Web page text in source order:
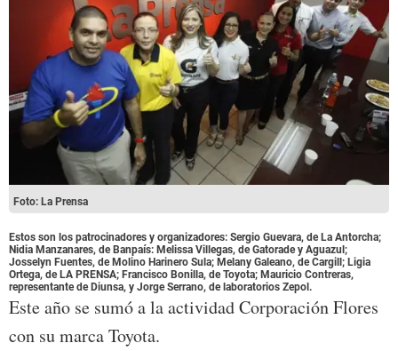
Foto: La Prensa
Estos son los patrocinadores y organizadores: Sergio Guevara, de La Antorcha;
Nidia Manzanares, de Banpaís: Melissa Villegas, de Gatorade y Aguazul;
Josselyn Fuentes, de Molino Harinero Sula; Melany Galeano, de Cargill; Ligia
Ortega, de LA PRENSA; Francisco Bonilla, de Toyota; Mauricio Contreras,
representante de Diunsa, y Jorge Serrano, de laboratorios Zepol.
Este año se sumó a la actividad Corporación Flores
con su marca Toyota.